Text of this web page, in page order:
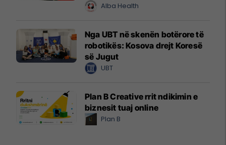
Alba Health
Nga UBT në skenën botërore të
robotikës: Kosova drejt Koresë
së Jugut
UBT
Plan B Creative rrit ndikimin e
biznesit tuaj online
Plan B